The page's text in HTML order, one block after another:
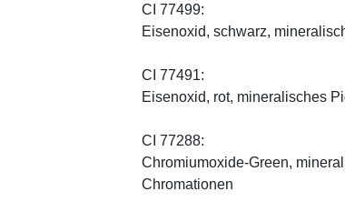
CI 77499:
Eisenoxid, schwarz,
CI 77491:
Eisenoxid, rot, mineralisches
CI 77288:
Chromiumoxide-Green,
Chromationen